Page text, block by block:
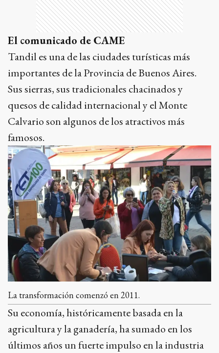
El comunicado de CAME
Tandil es una de las ciudades turísticas más
importantes de la Provincia de Buenos Aires.
Sus sierras, sus tradicionales chacinados y
quesos de calidad internacional y el Monte
Calvario son algunos de los atractivos más
famosos.
La transformación comenzó en 2011.
Su economía, históricamente basada en la
agricultura y la ganadería, ha sumado en los
últimos años un fuerte impulso en la industria